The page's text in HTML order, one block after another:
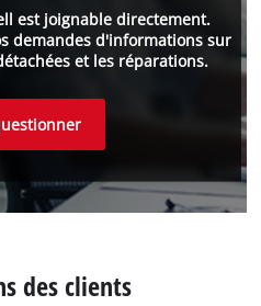
est joignable directement.
demandes d'informations sur
et les réparations.
des clients